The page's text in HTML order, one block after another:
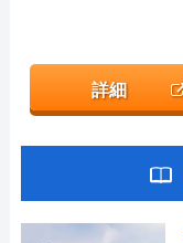
詳細